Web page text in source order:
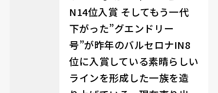
N14位入賞 そしてもう一代
下がった”グエンドリー
号”が昨年のバルセロナIN8
位に入賞している素晴らしい
ラインを形成した一族を造